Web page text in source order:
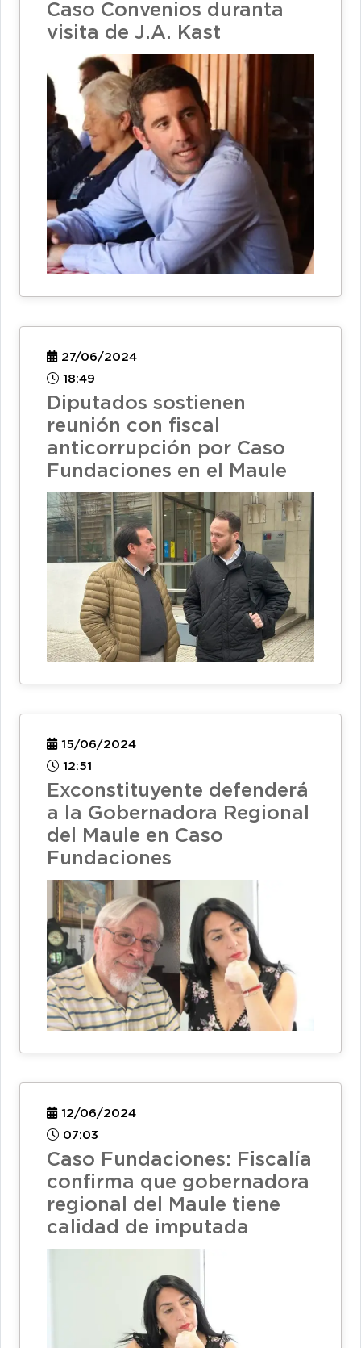
Caso Convenios duranta
visita de J.A. Kast
27/06/2024
18:49
Diputados sostienen
reunión con fiscal
anticorrupción por Caso
Fundaciones en el Maule
15/06/2024
12:51
Exconstituyente defenderá
a la Gobernadora Regional
del Maule en Caso
Fundaciones
12/06/2024
07:03
Caso Fundaciones: Fiscalía
confirma que gobernadora
regional del Maule tiene
calidad de imputada